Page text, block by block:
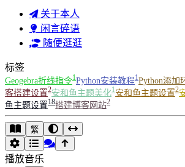
关于本人
闲言碎语
随便逛逛
标签
Geogebra折线指令1Python安装教程1Python添加
客搭建设置2安和鱼主题美化1安和鱼主题设置2
鱼主题设置18搭建博客网站2
繁
播放音乐